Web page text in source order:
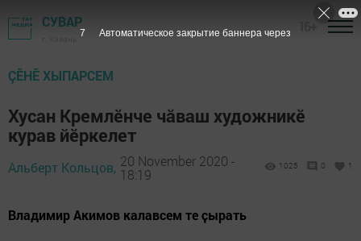
СУВАР
ÇӖНӖ ХЫПАРСЕМ
Хусан Кремлӗнче чӑваш художникӗ
курав йӗркелет
Альберт Кольцов, 20 November 2020 -
18:19
1025 0 1
Владимир Акимов калавсем те ҫырать
6 Автоматическое закрытие баннера через